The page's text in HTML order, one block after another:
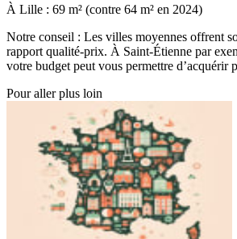
À Lille : 69 m² (contre 64 m² en 2024)
Notre conseil : Les villes moyennes offrent
rapport qualité-prix. À Saint-Étienne par
votre budget peut vous permettre d’acquérir
Pour aller plus loin